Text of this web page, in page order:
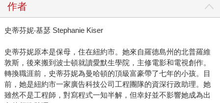
作者
史蒂芬妮‧基瑟 Stephanie Kiser
史蒂芬妮原本是保母，住在紐約市。她來自羅德島州的北普羅維
敦斯，後來搬到波士頓就讀愛默生學院，主修電影和電視創作。
轉換職涯前，史蒂芬妮為曼哈頓的頂級富豪帶了七年的小孩。目
前，她是紐約市一家廣告科技公司工程團隊的資深行政助理。她
雖然不是工程師，對寫程式一知半解，但幸好並不影響她成為出